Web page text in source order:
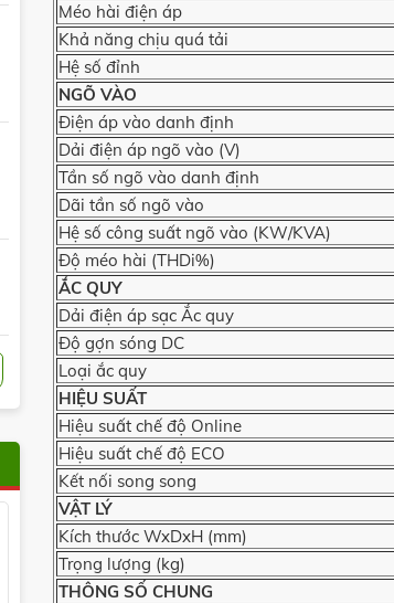
Méo hài điện áp
Khả năng chịu quá tải
Hệ số đỉnh
NGÕ VÀO
Điện áp vào danh định
Dải điện áp ngõ vào (V)
Tần số ngõ vào danh định
Dãi tần số ngõ vào
Hệ số công suất ngõ vào (KW/KVA)
Độ méo hài (THDi%)
ẮC QUY
Dải điện áp sạc Ắc quy
Độ gợn sóng DC
Loại ắc quy
HIỆU SUẤT
Hiệu suất chế độ Online
Hiệu suất chế độ ECO
Kết nối song song
VẬT LÝ
Kích thước WxDxH (mm)
Trọng lượng (kg)
THÔNG SỐ CHUNG